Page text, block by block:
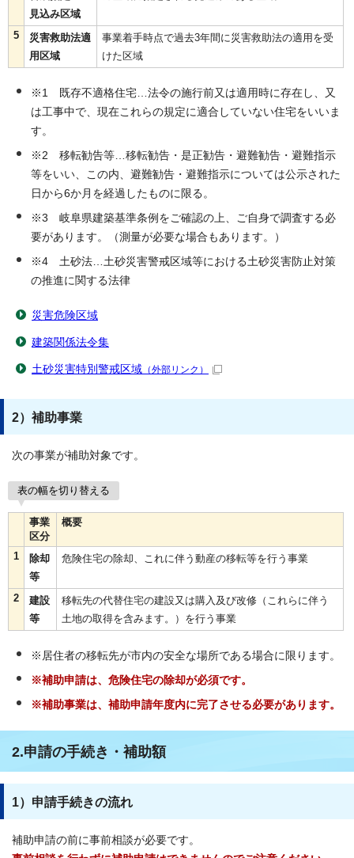
見込み区域
5
災害救助法適
用区域
事業着手時点で過去3年間に災害救助法の適用を受
けた区域
※1 既存不適格住宅…法令の施行前又は適用時に存在し、又
は工事中で、現在これらの規定に適合していない住宅をいいま
す。
※2 移転勧告等…移転勧告・是正勧告・避難勧告・避難指示
等をいい、この内、避難勧告・避難指示については公示された
日から6か月を経過したものに限る。
※3 岐阜県建築基準条例をご確認の上、ご自身で調査する必
要があります。（測量が必要な場合もあります。）
※4 土砂法…土砂災害警戒区域等における土砂災害防止対策
の推進に関する法律
災害危険区域
建築関係法令集
土砂災害特別警戒区域 （外部リンク）
2）補助事業
次の事業が補助対象です。
表の幅を切り替える
事業
区分
概要
1
除却
等
危険住宅の除却、これに伴う動産の移転等を行う事業
2
建設
等
移転先の代替住宅の建設又は購入及び改修（これらに伴う
土地の取得を含みます。）を行う事業
※居住者の移転先が市内の安全な場所である場合に限ります。
※補助申請は、危険住宅の除却が必須です。
※補助事業は、補助申請年度内に完了させる必要があります。
2.申請の手続き・補助額
1）申請手続きの流れ
補助申請の前に事前相談が必要です。